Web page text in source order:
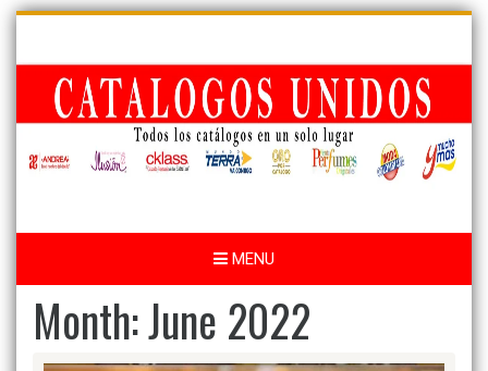
Skip
content
MENU
Month:June 2022